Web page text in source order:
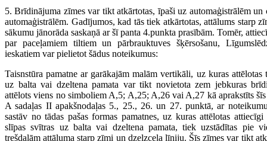
5. Brīdinājuma zīmes var tikt atkārtotas, īpaši uz automaģistrālēm un
automaģistrālēm. Gadījumos, kad tās tiek atkārtotas, attālums starp
sākumu jānorāda saskaņā ar šī panta 4.punkta prasībām. Tomēr,
par paceļamiem tiltiem un pārbrauktuves šķērsošanu,
ieskatiem var pielietot šādus noteikumus:
Taisnstūra pamatne ar garākajām malām vertikāli, uz kuras attēlotas
uz balta vai dzeltena pamata var tikt novietota zem jebkuras
attēlots viens no simboliem A,5; A,25; A,26 vai A,27 kā aprakstīts
A sadaļas II apakšnodaļas 5., 25., 26. un 27. punktā, ar
sastāv no tādas pašas formas pamatnes, uz kuras attēlotas
slīpas svītras uz balta vai dzeltena pamata, tiek uzstādītas pie
trešdaļām attāluma starp zīmi un dzelzceļa līniju. Šīs zīmes var tikt